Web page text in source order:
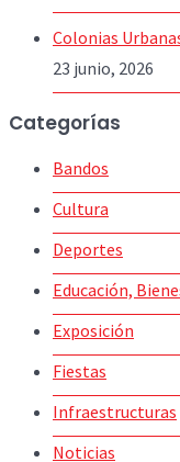
Colonias
23 junio, 2026
Categorías
Bandos
Cultura
Deportes
Educación,
Exposición
Fiestas
Infraestructuras
Noticias